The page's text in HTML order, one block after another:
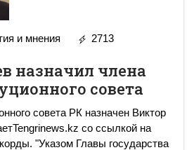
и мнения
2713
назначил члена
совета
совета РК назначен Виктор
со ссылкой на
"Указом Главы государства